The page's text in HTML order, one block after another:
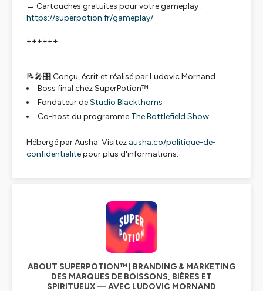
→ Cartouches gratuites pour votre gameplay :
https://superpotion.fr/gameplay/
++++++
📝🎤🎛️ Conçu, écrit et réalisé par Ludovic Mornand
Boss final chez SuperPotion™
Fondateur deStudio Blackthorns
Co-host du programme The Bottlefield Show
Hébergé par Ausha. Visitez ausha.co/politique-de-
confidentialitepour plus d'informations.
ABOUT SUPERPOTION™ | BRANDING & MARKETING
DES MARQUES DE BOISSONS, BIÈRES ET
SPIRITUEUX — AVEC LUDOVIC MORNAND